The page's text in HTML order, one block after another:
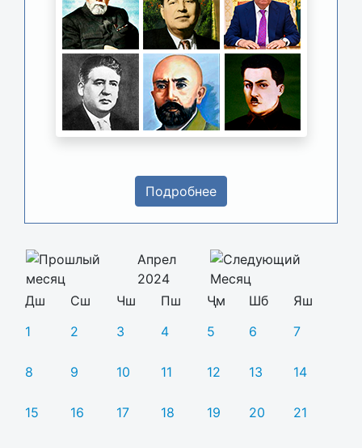
Подробнее
Апрел
2024
Дш
Сш Чш Пш Ҷм Шб
Яш
1
2 3 4 5 6 7
8 9 10 11 12 13 14
15 16 17 18 19 20 21